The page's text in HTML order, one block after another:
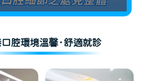
腔環境溫馨·舒適就診